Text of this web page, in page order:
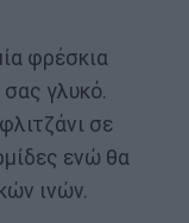
φρέσκια
γλυκό.
σε
ενώ θα
ινών.